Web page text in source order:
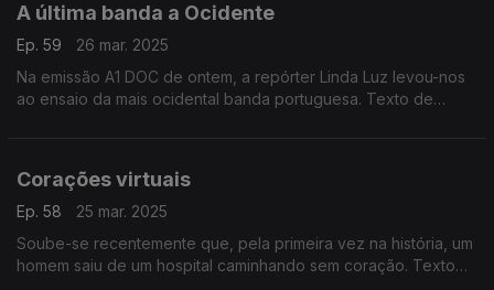
A última banda a Ocidente
Ep. 59
26 mar. 2025
Na emissão A1 DOC de ontem, a repórter Linda Luz levou-nos
ao ensaio da mais ocidental banda portuguesa. Texto de
Corações virtuais
Ep. 58
25 mar. 2025
Soube-se recentemente que, pela primeira vez na história, um
homem saiu de um hospital caminhando sem coração. Texto